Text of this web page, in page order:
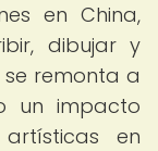
en China,
dibujar y
remonta a
un impacto
en